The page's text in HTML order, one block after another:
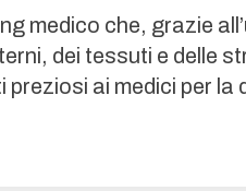
medico che, grazie
dei tessuti e delle
ai medici per